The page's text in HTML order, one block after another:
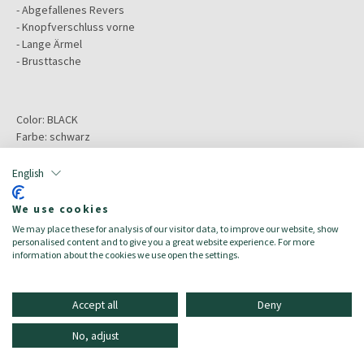
English
We use cookies
We may place these for analysis of our visitor data, to improve our website, show
personalised content and to give you a great website experience. For more
information about the cookies we use open the settings.
Accept all Deny
No, adjust
- Abgefallenes Revers
- Knopfverschluss vorne
- Lange Ärmel
- Brusttasche
Color: BLACK
Farbe: schwarz
Hauptmaterial:
Zielgruppe:
Zusammensetzung:
48%